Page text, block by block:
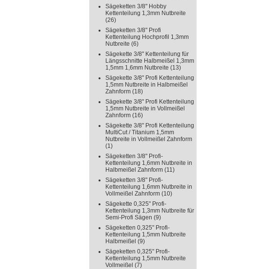
Sägeketten 3/8" Hobby
Kettenteilung 1,3mm Nutbreite
(26)
Sägeketten 3/8" Profi
Kettenteilung Hochprofil 1,3mm
Nutbreite (6)
Sägekette 3/8" Kettenteilung für
Längsschnitte Halbmeißel 1,3mm
1,5mm 1,6mm Nutbreite (13)
Sägekette 3/8" Profi Kettenteilung
1,5mm Nutbreite in Halbmeißel
Zahnform (18)
Sägekette 3/8" Profi Kettenteilung
1,5mm Nutbreite in Vollmeißel
Zahnform (16)
Sägekette 3/8" Profi Kettenteilung
MultiCut / Titanium 1,5mm
Nutbreite in Vollmeißel Zahnform
(1)
Sägeketten 3/8" Profi-
Kettenteilung 1,6mm Nutbreite in
Halbmeißel Zahnform (11)
Sägeketten 3/8" Profi-
Kettenteilung 1,6mm Nutbreite in
Vollmeißel Zahnform (10)
Sägekette 0,325" Profi-
Kettenteilung 1,3mm Nutbreite für
Semi-Profi Sägen (9)
Sägeketten 0,325" Profi-
Kettenteilung 1,5mm Nutbreite
Halbmeißel (9)
Sägeketten 0,325" Profi-
Kettenteilung 1,5mm Nutbreite
Vollmeißel (7)